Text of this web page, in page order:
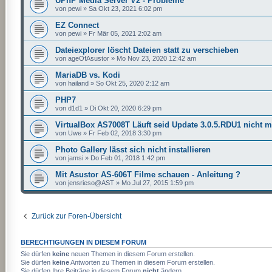
von pewi» Sa Okt 23, 2021 6:02 pm
EZ Connect
von pewi» Fr Mär 05, 2021 2:02 am
Dateiexplorer löscht Dateien statt zu verschieben
von ageOfAsustor» Mo Nov 23, 2020 12:42 am
MariaDB vs. Kodi
von hailand» So Okt 25, 2020 2:12 am
PHP7
von d1d1 » Di Okt 20, 2020 6:29 pm
VirtualBox AS7008T Läuft seid Update 3.0.5.RDU1 nicht
von Uwe» Fr Feb 02, 2018 3:30 pm
Photo Gallery lässt sich nicht installieren
von jamsi» Do Feb 01, 2018 1:42 pm
Mit Asustor AS-606T Filme schauen - Anleitung ?
von jensrieso@AST» Mo Jul 27, 2015 1:59 pm
Zurück zur Foren-Übersicht
BERECHTIGUNGEN IN DIESEM FORUM
Sie dürfen keineneuen Themen in diesem Forum erstellen.
Sie dürfen keineAntworten zu Themen in diesem Forum erstellen.